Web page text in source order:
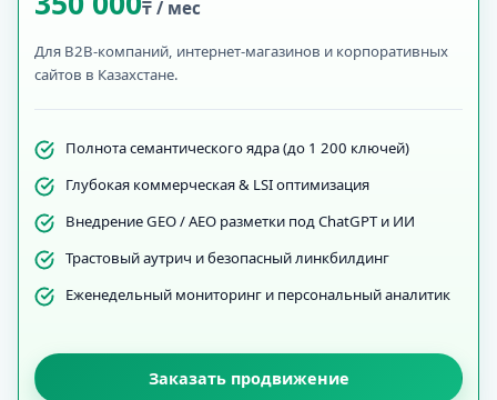
₸ / мес
Для B2B-компаний, интернет-магазинов и корпоративных
сайтов в Казахстане.
Полнота семантического ядра (до 1 200 ключей)
Глубокая коммерческая & LSI оптимизация
Внедрение GEO / AEO разметки под ChatGPT и ИИ
Трастовый аутрич и безопасный линкбилдинг
Еженедельный мониторинг и персональный аналитик
Заказать продвижение